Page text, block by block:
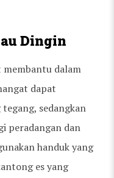
Dingin
membantu dalam
dapat
sedangkan
peradangan dan
handuk yang
es yang